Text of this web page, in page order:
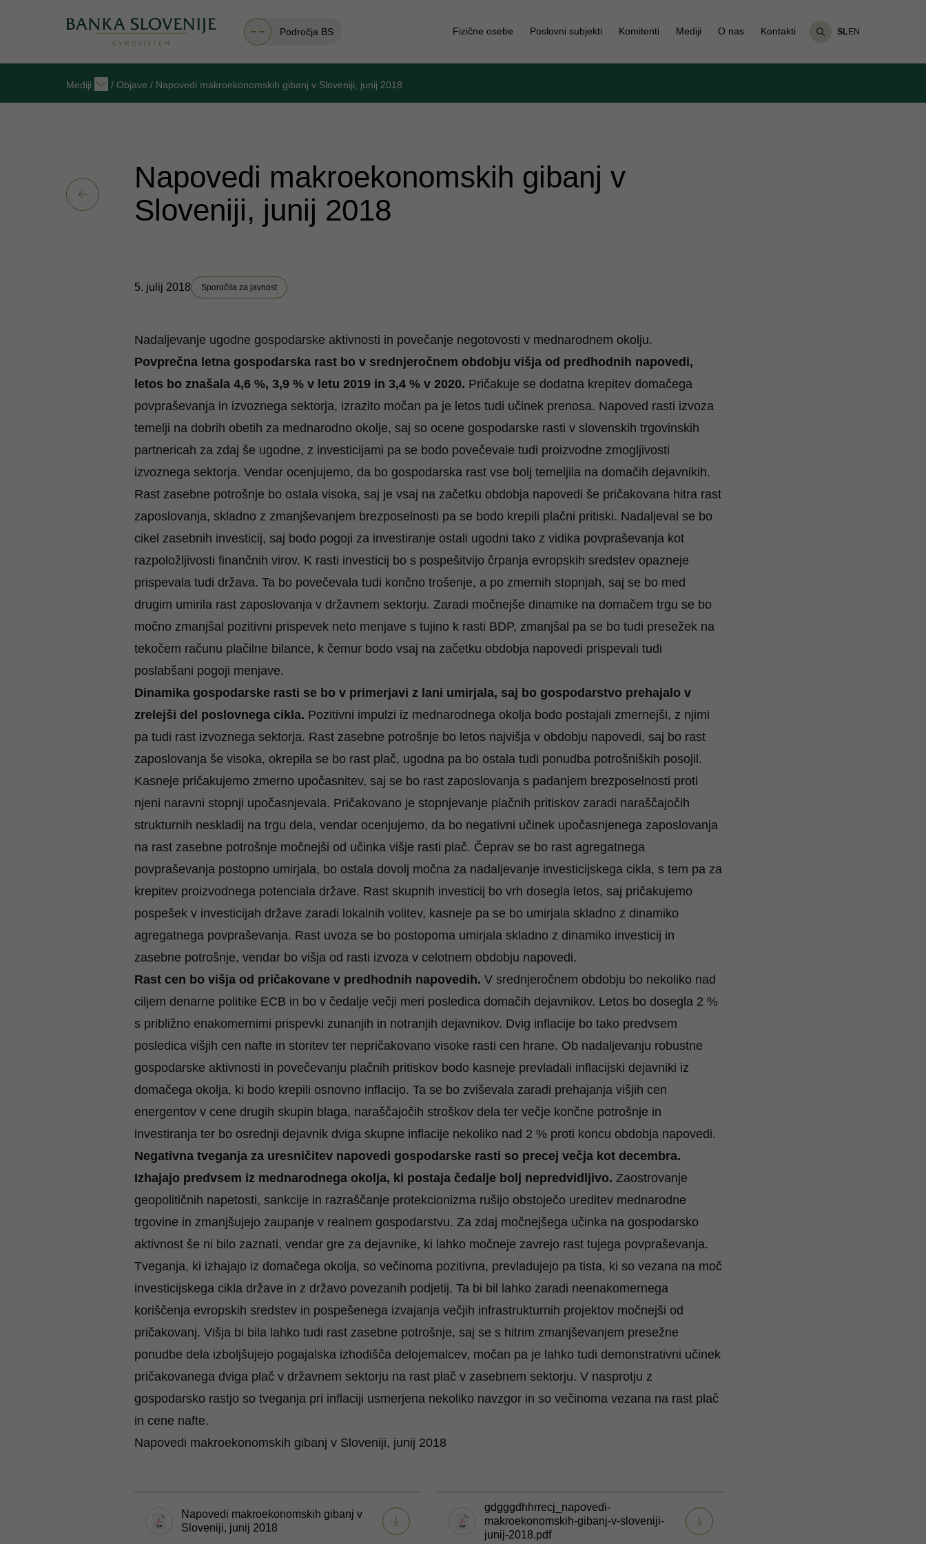
Področja BS Fizične osebe Poslovni subjekti Komitenti Mediji O nas Kontakti SL EN
Mediji / Objave / Napovedi makroekonomskih gibanj v Sloveniji, junij 2018
Napovedi makroekonomskih gibanj v
Sloveniji, junij 2018
5. julij 2018 Sporočila za javnost
Nadaljevanje ugodne gospodarske aktivnosti in povečanje negotovosti v mednarodnem okolju.
Povprečna letna gospodarska rast bo v srednjeročnem obdobju višja od predhodnih napovedi,
letos bo znašala 4,6 %, 3,9 % v letu 2019 in 3,4 % v 2020. Pričakuje se dodatna krepitev domačega
povpraševanja in izvoznega sektorja, izrazito močan pa je letos tudi učinek prenosa. Napoved rasti izvoza
temelji na dobrih obetih za mednarodno okolje, saj so ocene gospodarske rasti v slovenskih trgovinskih
partnericah za zdaj še ugodne, z investicijami pa se bodo povečevale tudi proizvodne zmogljivosti
izvoznega sektorja. Vendar ocenjujemo, da bo gospodarska rast vse bolj temeljila na domačih dejavnikih.
Rast zasebne potrošnje bo ostala visoka, saj je vsaj na začetku obdobja napovedi še pričakovana hitra rast
zaposlovanja, skladno z zmanjševanjem brezposelnosti pa se bodo krepili plačni pritiski. Nadaljeval se bo
cikel zasebnih investicij, saj bodo pogoji za investiranje ostali ugodni tako z vidika povpraševanja kot
razpoložljivosti finančnih virov. K rasti investicij bo s pospešitvijo črpanja evropskih sredstev opazneje
prispevala tudi država. Ta bo povečevala tudi končno trošenje, a po zmernih stopnjah, saj se bo med
drugim umirila rast zaposlovanja v državnem sektorju. Zaradi močnejše dinamike na domačem trgu se bo
močno zmanjšal pozitivni prispevek neto menjave s tujino k rasti BDP, zmanjšal pa se bo tudi presežek na
tekočem računu plačilne bilance, k čemur bodo vsaj na začetku obdobja napovedi prispevali tudi
poslabšani pogoji menjave.
Dinamika gospodarske rasti se bo v primerjavi z lani umirjala, saj bo gospodarstvo prehajalo v
zrelejši del poslovnega cikla. Pozitivni impulzi iz mednarodnega okolja bodo postajali zmernejši, z njimi
pa tudi rast izvoznega sektorja. Rast zasebne potrošnje bo letos najvišja v obdobju napovedi, saj bo rast
zaposlovanja še visoka, okrepila se bo rast plač, ugodna pa bo ostala tudi ponudba potrošniških posojil.
Kasneje pričakujemo zmerno upočasnitev, saj se bo rast zaposlovanja s padanjem brezposelnosti proti
njeni naravni stopnji upočasnjevala. Pričakovano je stopnjevanje plačnih pritiskov zaradi naraščajočih
strukturnih neskladij na trgu dela, vendar ocenjujemo, da bo negativni učinek upočasnjenega zaposlovanja
na rast zasebne potrošnje močnejši od učinka višje rasti plač. Čeprav se bo rast agregatnega
povpraševanja postopno umirjala, bo ostala dovolj močna za nadaljevanje investicijskega cikla, s tem pa za
krepitev proizvodnega potenciala države. Rast skupnih investicij bo vrh dosegla letos, saj pričakujemo
pospešek v investicijah države zaradi lokalnih volitev, kasneje pa se bo umirjala skladno z dinamiko
agregatnega povpraševanja. Rast uvoza se bo postopoma umirjala skladno z dinamiko investicij in
zasebne potrošnje, vendar bo višja od rasti izvoza v celotnem obdobju napovedi.
Rast cen bo višja od pričakovane v predhodnih napovedih. V srednjeročnem obdobju bo nekoliko nad
ciljem denarne politike ECB in bo v čedalje večji meri posledica domačih dejavnikov. Letos bo dosegla 2 %
s približno enakomernimi prispevki zunanjih in notranjih dejavnikov. Dvig inflacije bo tako predvsem
posledica višjih cen nafte in storitev ter nepričakovano visoke rasti cen hrane. Ob nadaljevanju robustne
gospodarske aktivnosti in povečevanju plačnih pritiskov bodo kasneje prevladali inflacijski dejavniki iz
domačega okolja, ki bodo krepili osnovno inflacijo. Ta se bo zviševala zaradi prehajanja višjih cen
energentov v cene drugih skupin blaga, naraščajočih stroškov dela ter večje končne potrošnje in
investiranja ter bo osrednji dejavnik dviga skupne inflacije nekoliko nad 2 % proti koncu obdobja napovedi.
Negativna tveganja za uresničitev napovedi gospodarske rasti so precej večja kot decembra.
Izhajajo predvsem iz mednarodnega okolja, ki postaja čedalje bolj nepredvidljivo. Zaostrovanje
geopolitičnih napetosti, sankcije in razraščanje protekcionizma rušijo obstoječo ureditev mednarodne
trgovine in zmanjšujejo zaupanje v realnem gospodarstvu. Za zdaj močnejšega učinka na gospodarsko
aktivnost še ni bilo zaznati, vendar gre za dejavnike, ki lahko močneje zavrejo rast tujega povpraševanja.
Tveganja, ki izhajajo iz domačega okolja, so večinoma pozitivna, prevladujejo pa tista, ki so vezana na moč
investicijskega cikla države in z državo povezanih podjetij. Ta bi bil lahko zaradi neenakomernega
koriščenja evropskih sredstev in pospešenega izvajanja večjih infrastrukturnih projektov močnejši od
pričakovanj. Višja bi bila lahko tudi rast zasebne potrošnje, saj se s hitrim zmanjševanjem presežne
ponudbe dela izboljšujejo pogajalska izhodišča delojemalcev, močan pa je lahko tudi demonstrativni učinek
pričakovanega dviga plač v državnem sektorju na rast plač v zasebnem sektorju. V nasprotju z
gospodarsko rastjo so tveganja pri inflaciji usmerjena nekoliko navzgor in so večinoma vezana na rast plač
in cene nafte.
Napovedi makroekonomskih gibanj v Sloveniji, junij 2018
Napovedi makroekonomskih gibanj v
Sloveniji, junij 2018
gdgggdhhrrecj_napovedi-
makroekonomskih-gibanj-v-sloveniji-
junij-2018.pdf